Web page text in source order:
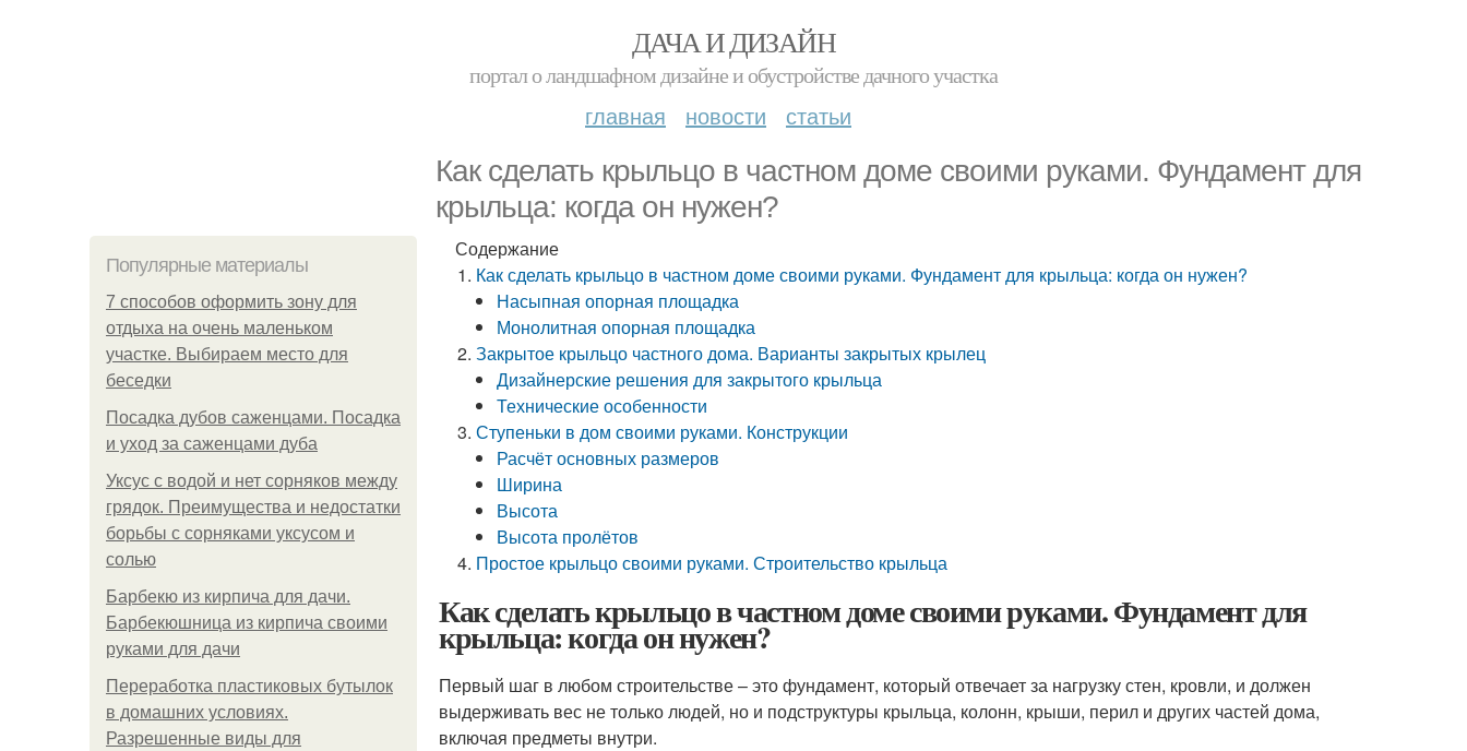
ДАЧА И ДИЗАЙН
портал о ландшафном дизайне и обустройстве дачного участка
главная новости статьи
Как сделать крыльцо в частном доме своими руками. Фундамент для
крыльца: когда он нужен?
Популярные материалы
7 способов оформить зону для
отдыха на очень маленьком
участке. Выбираем место для
беседки
Посадка дубов саженцами. Посадка
и уход за саженцами дуба
Уксус с водой и нет сорняков между
грядок. Преимущества и недостатки
борьбы с сорняками уксусом и
солью
Барбекю из кирпича для дачи.
Барбекюшница из кирпича своими
руками для дачи
Переработка пластиковых бутылок
в домашних условиях.
Разрешенные виды для
Содержание
Как сделать крыльцо в частном доме своими руками. Фундамент для крыльца: когда он нужен?
Насыпная опорная площадка
Монолитная опорная площадка
Закрытое крыльцо частного дома. Варианты закрытых крылец
Дизайнерские решения для закрытого крыльца
Технические особенности
Ступеньки в дом своими руками. Конструкции
Расчёт основных размеров
Ширина
Высота
Высота пролётов
Простое крыльцо своими руками. Строительство крыльца
Как сделать крыльцо в частном доме своими руками. Фундамент для
крыльца: когда он нужен?
Первый шаг в любом строительстве – это фундамент, который отвечает за нагрузку стен, кровли, и должен
выдерживать вес не только людей, но и подструктуры крыльца, колонн, крыши, перил и других частей дома,
включая предметы внутри.